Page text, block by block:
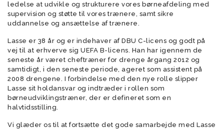
ledelse at udvikle og strukturere vores børneafdeling med
supervision og støtte til vores trænere, samt sikre
uddannelse og ansættelse af trænere.
Lasse er 38 år og er indehaver af DBU C-licens og godt på
vej til at erhverve sig UEFA B-licens. Han har igennem de
seneste år været cheftræner for drenge årgang 2012 og
samtidigt, i den seneste periode, ageret som assistent på
2008 drengene. I forbindelse med den nye rolle slipper
Lasse sit holdansvar og indtræder i rollen som
børneudviklingstræner, der er defineret som en
halvtidsstilling.
Vi glæder os til at fortsætte det gode samarbejde med Lasse